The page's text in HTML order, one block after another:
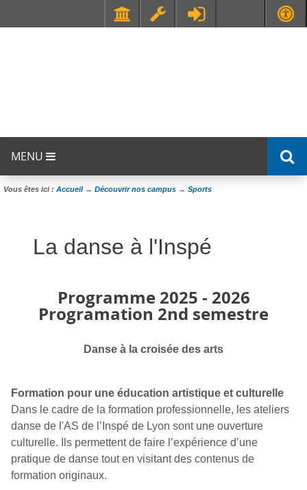
MENU
Vous êtes ici : Accueil→ Découvrir nos campus → Sports
La danse à l'Inspé
Programme 2025 - 2026
Programation 2nd semestre
Danse à la croisée des arts
Formation pour une éducation artistique et culturelle
Dans le cadre de la formation professionnelle, les ateliers
danse de l'AS de l’Inspé de Lyon sont une ouverture
culturelle. Ils permettent de faire l’expérience d’une
pratique de danse tout en visitant des contenus de
formation originaux.